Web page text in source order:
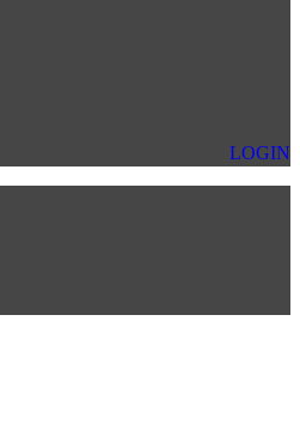
LOGIN